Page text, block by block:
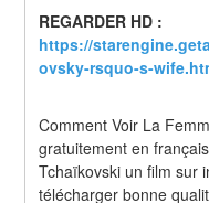
https://
ovsky-rsquo-s-
Comment Voir La
gratuitement en
Tchaïkovski un film sur
télécharger bonne